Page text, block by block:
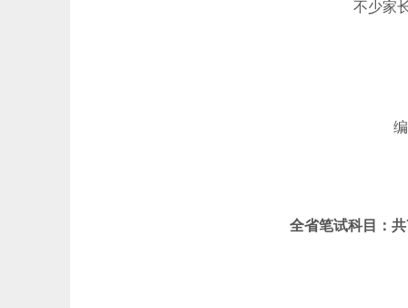
不少家
全省笔试科目：